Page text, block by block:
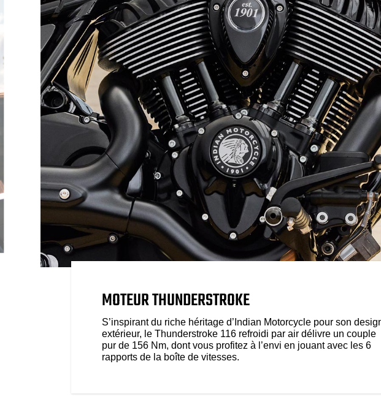
MOTEUR THUNDERSTROKE
S’inspirant du riche héritage d’Indian Motorcycle pour son
extérieur, le Thunderstroke 116 refroidi par air délivre un couple
pur de 156 Nm, dont vous profitez à l’envi en jouant avec les 6
rapports de la boîte de vitesses.